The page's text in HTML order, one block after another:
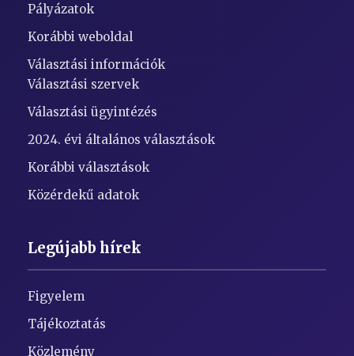
Pályázatok
Korábbi weboldal
Választási információk
Választási szervek
Választási ügyintézés
2024. évi általános választások
Korábbi választások
Közérdekű adatok
Legújabb hírek
Figyelem
Tájékoztatás
Közlemény